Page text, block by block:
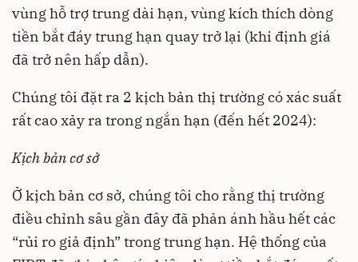
vùng hỗ trợ trung dài hạn, vùng kích thích dòng
tiền bắt đáy trung hạn quay trở lại (khi định giá
đã trở nên hấp dẫn).
Chúng tôi đặt ra 2 kịch bản thị trường có xác suất
rất cao xảy ra trong ngắn hạn (đến hết 2024):
Kịch bản cơ sở
Ở kịch bản cơ sở, chúng tôi cho rằng thị trường
điều chỉnh sâu gần đây đã phản ánh hầu hết các
“rủi ro giả định” trong trung hạn. Hệ thống của